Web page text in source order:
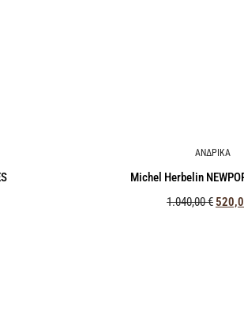
ΑΝΔΡΙΚΑ
Michel Herbelin
1.040,00€